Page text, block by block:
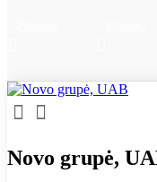
Novo grupė,